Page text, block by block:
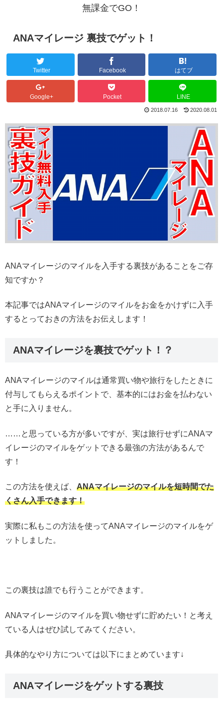
無課金でGO！
ANAマイレージ 裏技でゲット！
Twitter Facebook はてブ
Google+ Pocket LINE
2018.07.16 2020.08.01
ANAマイレージのマイルを入手する裏技があることをご存
知ですか？
本記事ではANAマイレージのマイルをお金をかけずに入手
するとっておきの方法をお伝えします！
ANAマイレージを裏技でゲット！？
ANAマイレージのマイルは通常買い物や旅行をしたときに
付与してもらえるポイントで、基本的にはお金を払わない
と手に入りません。
……と思っている方が多いですが、実は旅行せずにANAマ
イレージのマイルをゲットできる最強の方法があるんで
す！
この方法を使えば、 ANAマイレージのマイルを短時間でた
くさん入手できます！
実際に私もこの方法を使ってANAマイレージのマイルをゲ
ットしました。
この裏技は誰でも行うことができます。
ANAマイレージのマイルを買い物せずに貯めたい！と考え
ている人はぜひ試してみてください。
具体的なやり方については以下にまとめています↓
ANAマイレージをゲットする裏技